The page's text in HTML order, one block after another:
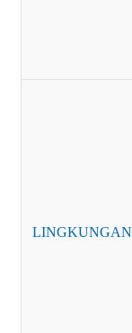
LINGKUNGAN